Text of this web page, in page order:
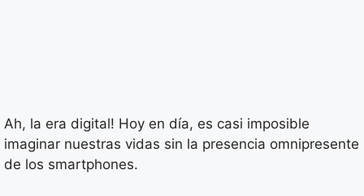
Ah, la era digital! Hoy en día, es casi imposible
imaginar nuestras vidas sin la presencia omnipresente
de los smartphones.